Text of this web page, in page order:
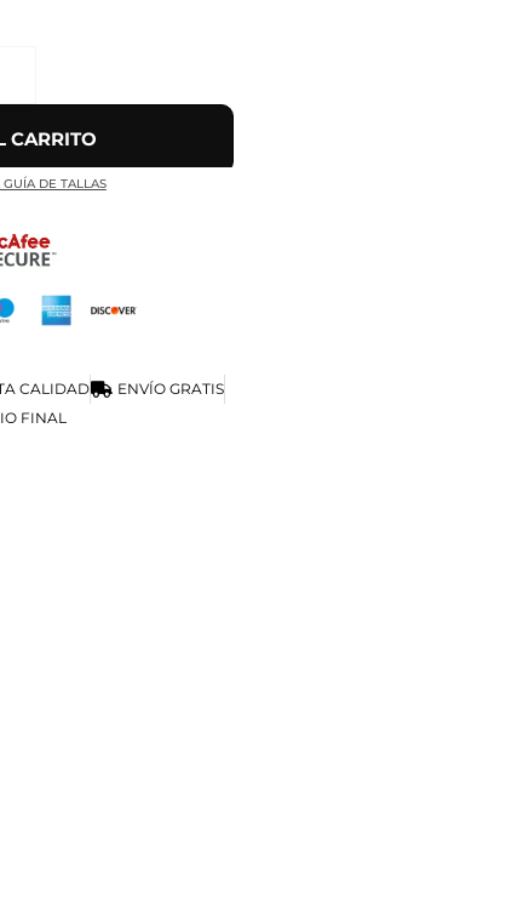
CARRITO
GUÍA DE TALLAS
CALIDAD
ENVÍO GRATIS
FINAL